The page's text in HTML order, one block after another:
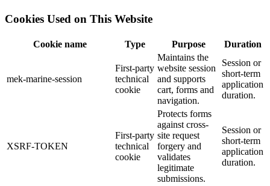
Cookies Used on This Website
Cookie name Type Purpose Duration
mek-marine-session
First-party
technical
cookie
Maintains the
website session
and supports
cart, forms and
navigation.
Session or
short-term
application
duration.
XSRF-TOKEN
First-party
technical
cookie
Protects forms
against cross-
site request
forgery and
validates
legitimate
submissions.
Session or
short-term
application
duration.